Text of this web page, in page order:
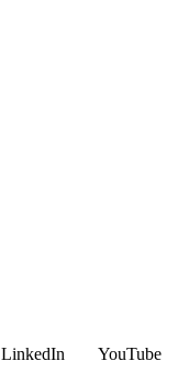
LinkedIn YouTube